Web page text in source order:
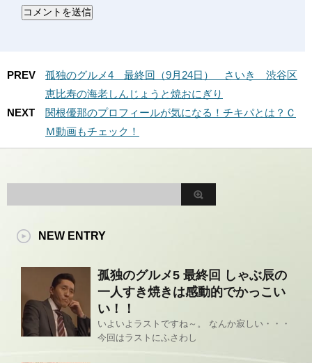
PREV
孤独のグルメ4 最終回（9月24日） さいき 渋谷区
恵比寿の海老しんじょうと焼おにぎり
NEXT
関根優那のプロフィールが気になる！チキパとは？Ｃ
Ｍ動画もチェック！
NEW ENTRY
孤独のグルメ5 最終回 しゃぶ辰の
一人すき焼きは感動的でかっこい
い！！
いよいよラストですね～。 なんか寂しい・・・
今回はラストにふさわし